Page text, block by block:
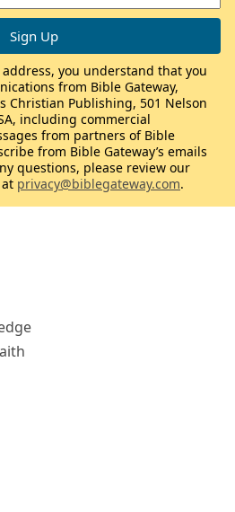
you understand that you
from Bible Gateway,
Christian Publishing, 501 Nelson
including commercial
from partners of Bible
from Bible Gateway’s emails
questions, please review our
privacy@biblegateway.com.